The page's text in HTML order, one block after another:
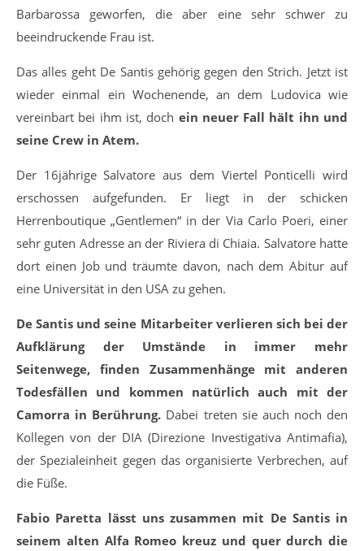
Barbarossa geworfen, die aber eine sehr schwer zu
beeindruckende Frau ist.
Das alles geht De Santis gehörig gegen den Strich. Jetzt ist
wieder einmal ein Wochenende, an dem Ludovica wie
vereinbart bei ihm ist, doch ein neuer Fall hält ihn und
seine Crew in Atem.
Der 16jährige Salvatore aus dem Viertel Ponticelli wird
erschossen aufgefunden. Er liegt in der schicken
Herrenboutique „Gentlemen“ in der Via Carlo Poeri, einer
sehr guten Adresse an der Riviera di Chiaia. Salvatore hatte
dort einen Job und träumte davon, nach dem Abitur auf
eine Universität in den USA zu gehen.
De Santis und seine Mitarbeiter verlieren sich bei der
Aufklärung der Umstände in immer mehr
Seitenwege, finden Zusammenhänge mit anderen
Todesfällen und kommen natürlich auch mit der
Camorra in Berührung. Dabei treten sie auch noch den
Kollegen von der DIA (Direzione Investigativa Antimafia),
der Spezialeinheit gegen das organisierte Verbrechen, auf
die Füße.
Fabio Paretta lässt uns zusammen mit De Santis in
seinem alten Alfa Romeo kreuz und quer durch die